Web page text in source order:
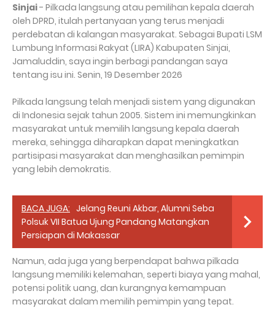
Sinjai- Pilkada langsung atau pemilihan kepala daerah
oleh DPRD, itulah pertanyaan yang terus menjadi
perdebatan di kalangan masyarakat. Sebagai Bupati LSM
Lumbung Informasi Rakyat (LIRA) Kabupaten Sinjai,
Jamaluddin, saya ingin berbagi pandangan saya
tentang isu ini. Senin, 19 Desember 2026
Pilkada langsung telah menjadi sistem yang digunakan
di Indonesia sejak tahun 2005. Sistem ini memungkinkan
masyarakat untuk memilih langsung kepala daerah
mereka, sehingga diharapkan dapat meningkatkan
partisipasi masyarakat dan menghasilkan pemimpin
yang lebih demokratis.
BACA JUGA: Jelang Reuni Akbar, Alumni Seba
Polsuk VII Batua Ujung Pandang Matangkan
Persiapan di Makassar
Namun, ada juga yang berpendapat bahwa pilkada
langsung memiliki kelemahan, seperti biaya yang mahal,
potensi politik uang, dan kurangnya kemampuan
masyarakat dalam memilih pemimpin yang tepat.